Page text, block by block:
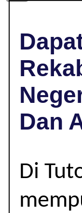
DAN
(RBT)
DI
NILAI,
Dan
Di